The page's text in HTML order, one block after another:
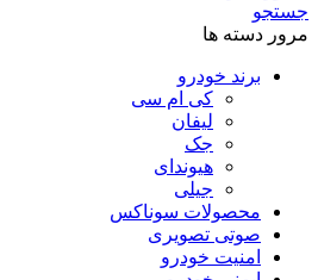
جستجو
مرور دسته ها
برند خودرو
کی ام سی
لیفان
جک
هیوندای
جیلی
محصولات سوناکس
صوتی تصویری
امنیت خودرو